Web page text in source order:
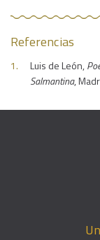
Referencias
Luis de León,
Salmantina,